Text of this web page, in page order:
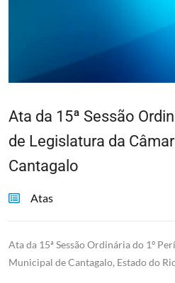
Ata da 15ª Sessão
de Legislatura da
Cantagalo
Atas
Ata da 15ª Sessão Ordinária do 1º
Municipal de Cantagalo, Estado do